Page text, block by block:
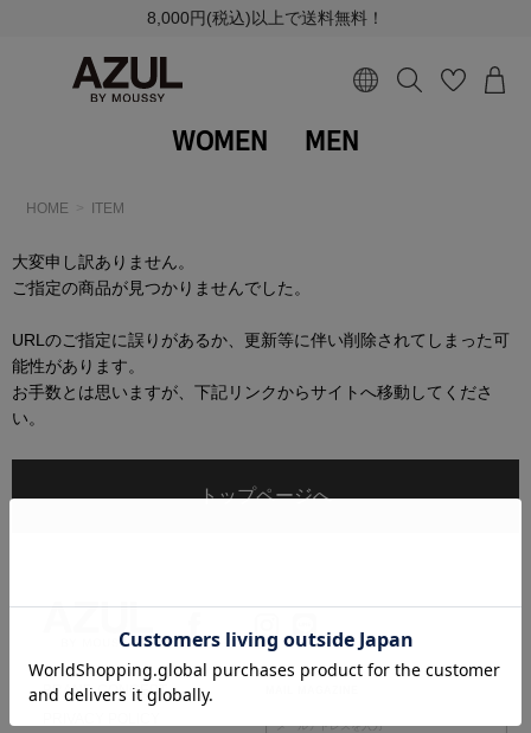
8,000円(税込)以上で送料無料！
WOMEN MEN
HOME ITEM
大変申し訳ありません。
ご指定の商品が見つかりませんでした。
URLのご指定に誤りがあるか、更新等に伴い削除されてしまった可
能性があります。
お手数とは思いますが、下記リンクからサイトへ移動してくださ
い。
トップページへ
BRAND CONCEPT